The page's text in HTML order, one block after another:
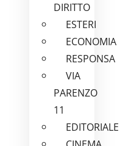
DIRITTO
ESTERI
ECONOMIA
RESPONSA
VIA
PARENZO
11
EDITORIALE